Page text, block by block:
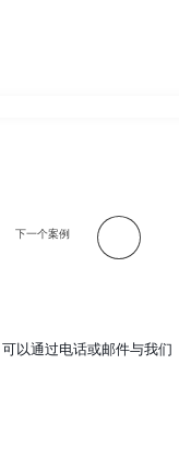
下一个案例
以通过电话或邮件与我们